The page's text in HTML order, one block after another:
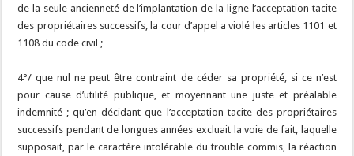
de la seule ancienneté de l’implantation de la ligne l’acceptation tacite
des propriétaires successifs, la cour d’appel a violé les articles 1101 et
1108 du code civil ;
4°/ que nul ne peut être contraint de céder sa propriété, si ce n’est
pour cause d’utilité publique, et moyennant une juste et préalable
indemnité ; qu’en décidant que l’acceptation tacite des propriétaires
successifs pendant de longues années excluait la voie de fait, laquelle
supposait, par le caractère intolérable du trouble commis, la réaction